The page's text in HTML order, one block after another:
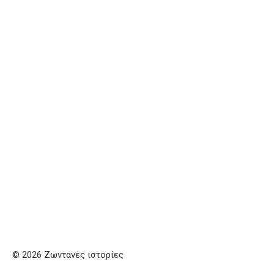
© 2026 Ζωντανές ιστορίες